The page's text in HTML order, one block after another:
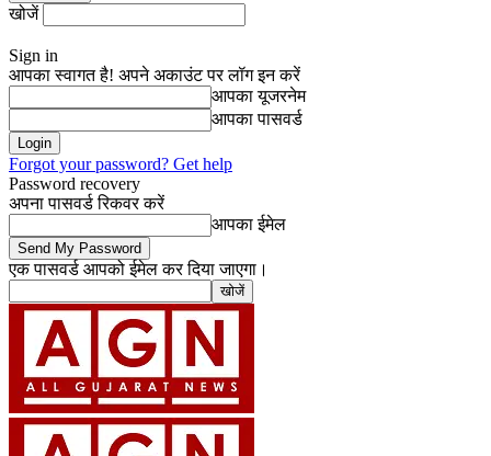
खोजें
Sign in
आपका स्वागत है! अपने अकाउंट पर लॉग इन करें
आपका यूजरनेम
आपका पासवर्ड
Forgot your password? Get help
Password recovery
अपना पासवर्ड रिकवर करें
आपका ईमेल
एक पासवर्ड आपको ईमेल कर दिया जाएगा।